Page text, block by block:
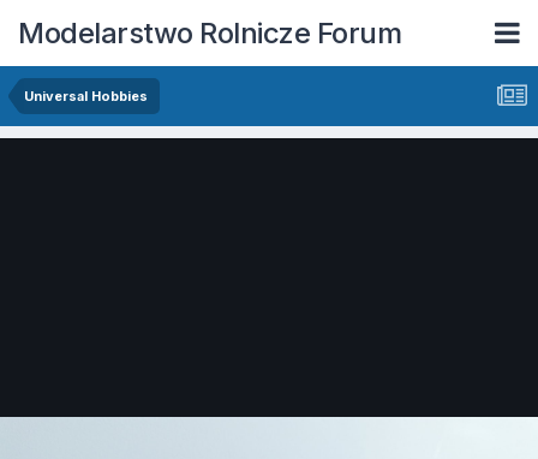
Modelarstwo Rolnicze Forum
Universal Hobbies